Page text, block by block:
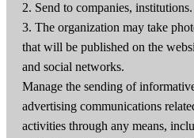
2. Send to companies, institutions.
3. The organization may take
that will be published on the
and social networks.
Manage the sending of
advertising communications
activities through any means,